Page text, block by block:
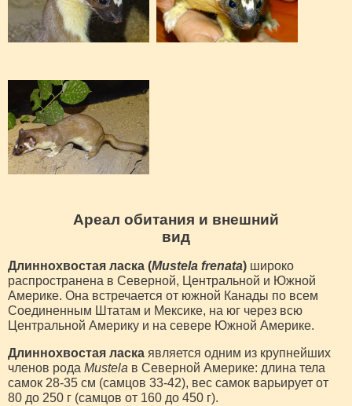
Ареал обитания и внешний
вид
Длиннохвостая ласка (Mustela frenata) широко
распространена в Северной, Центральной и Южной
Америке. Она встречается от южной Канады по всем
Соединенным Штатам и Мексике, на юг через всю
Центральной Америку и на севере Южной Америке.
Длиннохвостая ласка является одним из крупнейших
членов рода Mustela в Северной Америке: длина тела
самок 28-35 см (самцов 33-42), вес самок варьирует от
80 до 250 г (самцов от 160 до 450 г).